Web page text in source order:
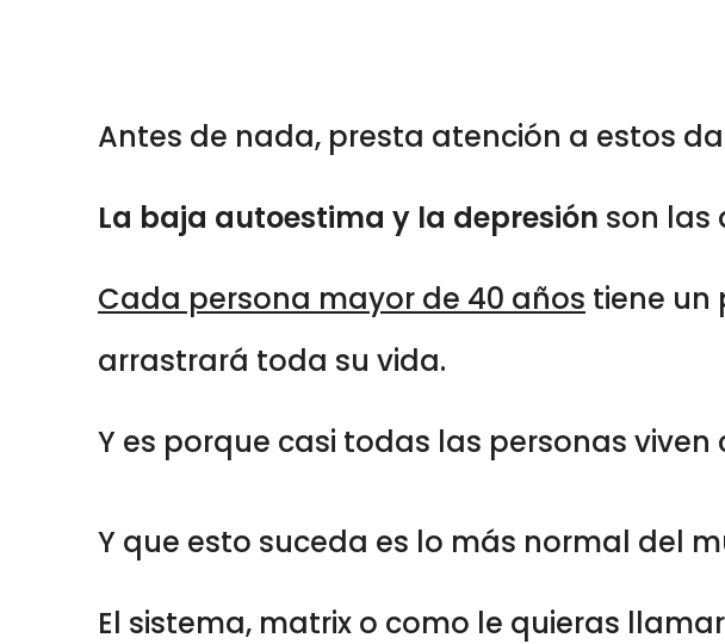
Antes de nada, presta atención a estos
La baja autoestima y la depresión son las
Cada persona mayor de 40 años tiene un
arrastrará toda su vida.
Y es porque casi todas las personas
Y que esto suceda es lo más normal del
El sistema, matrix o como le quieras